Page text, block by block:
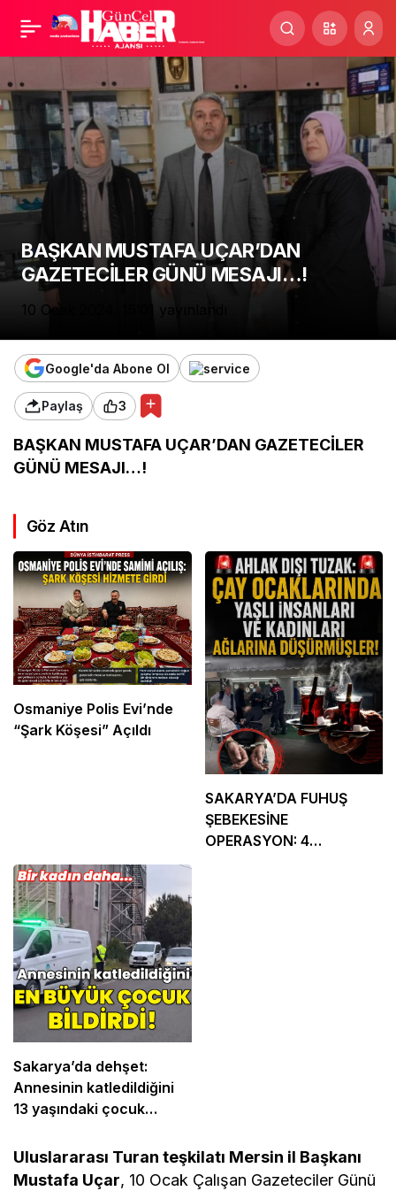
BAŞKAN MUSTAFA UÇAR’DAN
GAZETECİLER GÜNÜ MESAJI…!
10 Ocak 2024, 15:01 yayınlandı
Google'da Abone Ol
Paylaş 3
BAŞKAN MUSTAFA UÇAR’DAN GAZETECİLER
GÜNÜ MESAJI…!
Göz Atın
Osmaniye Polis Evi’nde
“Şark Köşesi” Açıldı
SAKARYA’DA FUHUŞ
ŞEBEKESİNE
OPERASYON: 4
Sakarya’da dehşet:
Annesinin katledildiğini
13 yaşındaki çocuk
Uluslararası Turan teşkilatı Mersin il Başkanı
Mustafa Uçar, 10 Ocak Çalışan Gazeteciler Günü
Adıyaman Sağlık
Tesislerine Kavuşuyor…!
Paylaş